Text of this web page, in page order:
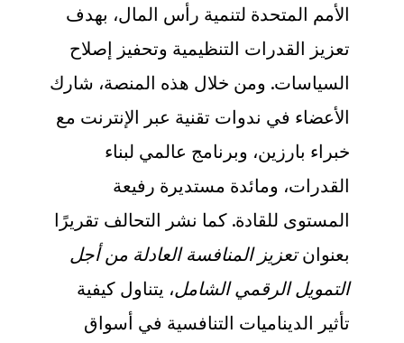
الأمم المتحدة لتنمية رأس المال، بهدف
تعزيز القدرات التنظيمية وتحفيز إصلاح
السياسات. ومن خلال هذه المنصة، شارك
الأعضاء في ندوات تقنية عبر الإنترنت مع
خبراء بارزين،وبرنامج عالمي لبناء
القدرات،ومائدة مستديرة رفيعة
المستوى للقادة. كما نشر التحالف تقريرًا
بعنوانتعزيز المنافسة العادلة من أجل
التمويل الرقمي الشامل، يتناول كيفية
تأثير الديناميات التنافسية في أسواق